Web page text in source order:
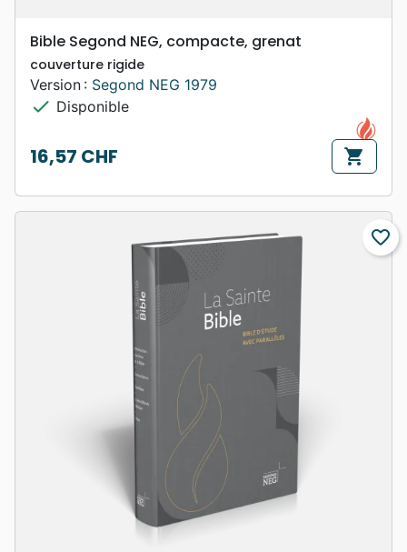
Bible Segond NEG, compacte, grenat
couverture rigide
Version : Segond NEG 1979
check Disponible
Prix
16,57 CHF shopping_cart
favorite_border